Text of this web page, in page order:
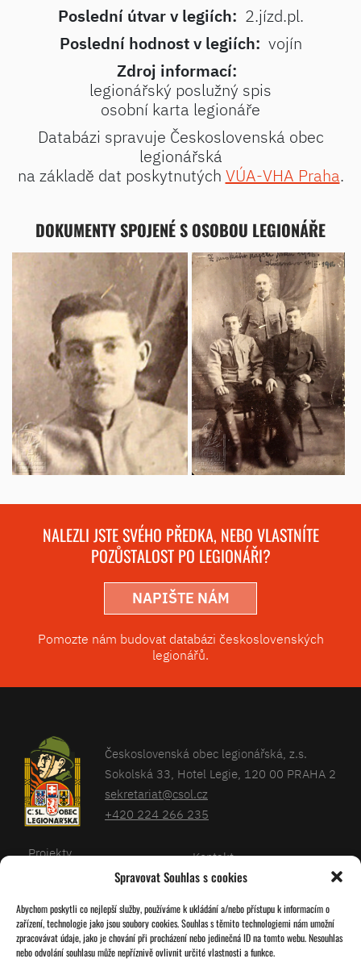
Spravovat Souhlas s cookies
Abychom poskytli co nejlepší služby, používáme k ukládání a/nebo přístupu k informacím o
zařízení, technologie jako jsou soubory cookies. Souhlas s těmito technologiemi nám umožní
zpracovávat údaje, jako je chování při procházení nebo jedinečná ID na tomto webu. Nesouhlas
nebo odvolání souhlasu může nepříznivě ovlivnit určité vlastnosti a funkce.
Poslední útvar v legiích: 2.jízd.pl.
Poslední hodnost v legiích: vojín
Zdroj informací:
legionářský poslužný spis
osobní karta legionáře
Databázi spravuje Československá obec
legionářská
na základě dat poskytnutých VÚA-VHA Praha.
DOKUMENTY SPOJENÉ S OSOBOU LEGIONÁŘE
NALEZLI JSTE SVÉHO PŘEDKA, NEBO VLASTNÍTE
POZŮSTALOST PO LEGIONÁŘI?
NAPIŠTE NÁM
Pomozte nám budovat databázi československých
legionářů.
Československá obec legionářská, z.s.
Sokolská 33, Hotel Legie, 120 00 PRAHA 2
sekretariat@csol.cz
+420 224 266 235
Projekty
Kalendář
O nás
Kontakt
Databáze legionářů
Pro členy
Zásady cookies